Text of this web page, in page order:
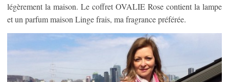
légèrement la maison. Le coffret OVALIE Rose contient la lampe
et un parfum maison Linge frais, ma fragrance préférée.